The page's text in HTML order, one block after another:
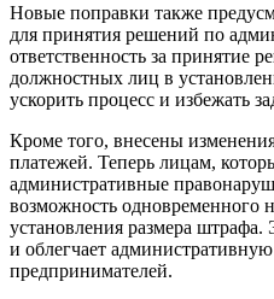
Новые поправки также
для принятия решений по
ответственность за принятие
должностных лиц в
ускорить процесс и избежать
Кроме того, внесены
платежей. Теперь лицам,
административные
возможность одновременного
установления размера
и облегчает
предпринимателей.